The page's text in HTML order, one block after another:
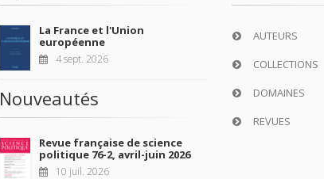
La France et l'Union
européenne
4 sept. 2026
Nouveautés
Revue française de science
politique 76-2, avril-juin 2026
10 juil. 2026
AUTEURS
COLLECTIONS
DOMAINES
REVUES